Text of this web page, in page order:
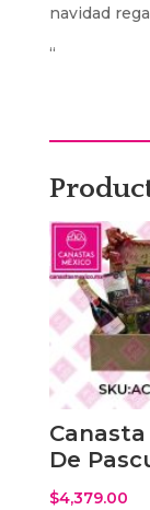
navidad
“
De
$4,379.00